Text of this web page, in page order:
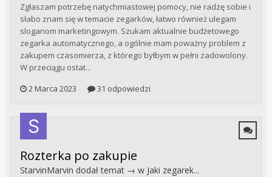
Zgłaszam potrzebę natychmiastowej pomocy, nie radzę sobie i
słabo znam się w temacie zegarków, łatwo również ulegam
sloganom marketingowym. Szukam aktualnie budżetowego
zegarka automatycznego, a ogólnie mam poważny problem z
zakupem czasomierza, z którego byłbym w pełni zadowolony.
W przeciągu ostat...
2 Marca 2023
31 odpowiedzi
Rozterka po zakupie
StarvinMarvin dodał temat → w Jaki zegarek...